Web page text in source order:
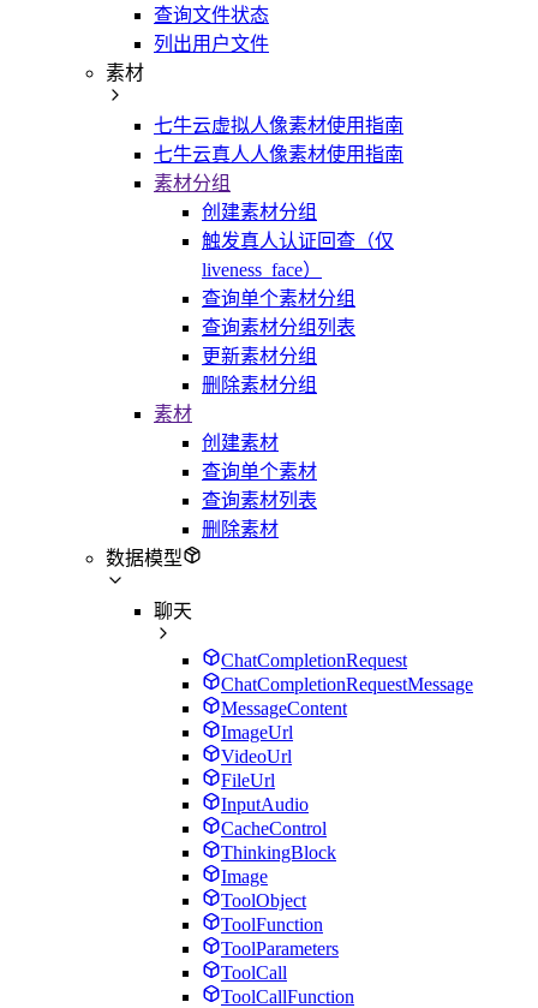
查询文件状态
列出用户文件
素材
七牛云虚拟人像素材使用指南
七牛云真人人像素材使用指南
素材分组
创建素材分组
触发真人认证回查（仅
liveness_face）
查询单个素材分组
查询素材分组列表
更新素材分组
删除素材分组
素材
创建素材
查询单个素材
查询素材列表
删除素材
数据模型
聊天
ChatCompletionRequest
ChatCompletionRequestMessage
MessageContent
ImageUrl
VideoUrl
FileUrl
InputAudio
CacheControl
ThinkingBlock
Image
ToolObject
ToolFunction
ToolParameters
ToolCall
ToolCallFunction